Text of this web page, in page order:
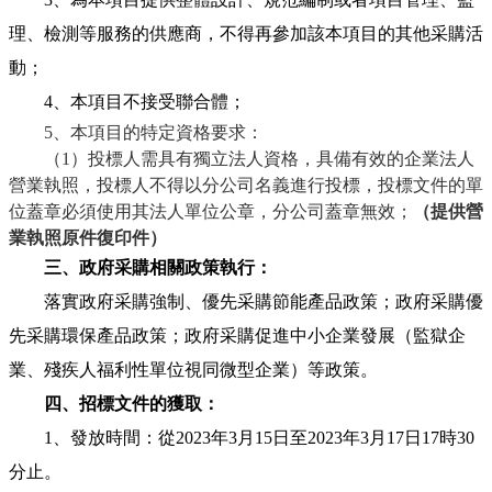
理、檢測等服務的供應商，不得再參加該本項目的其他采購活
動；
4、本項目不接受聯合體；
5、本項目的特定資格要求：
（1） 投標人需具有獨立法人資格，具備有效的企業法人
營業執照，投標人不得以分公司名義進行投標，投標文件的單
位蓋章必須使用其法人單位公章，分公司蓋章無效；
（提供營
業執照原件復印件）
三、政府采購相關政策執行：
落實政府采購強制、優先采購節能產品政策；政府采購優
先采購環保產品政策；政府采購促進中小企業發展（監獄企
業、殘疾人福利性單位視同微型企業）等政策。
四、招標文件的獲取：
1、發放時間：從2023年3月 15日至2023年3月 17日 17時30
分止。